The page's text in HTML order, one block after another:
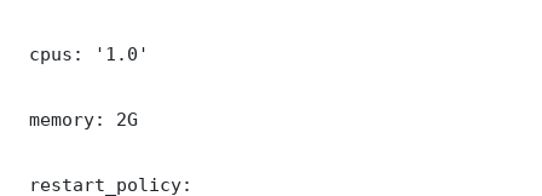
cpus: '1.0'
memory: 2G
restart_policy: